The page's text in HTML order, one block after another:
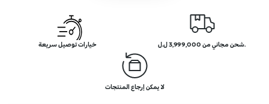
.شحن مجاني من 3,999,000 ل.ل خيارات توصيل سريعة
لا يمكن إرجاع المنتجات